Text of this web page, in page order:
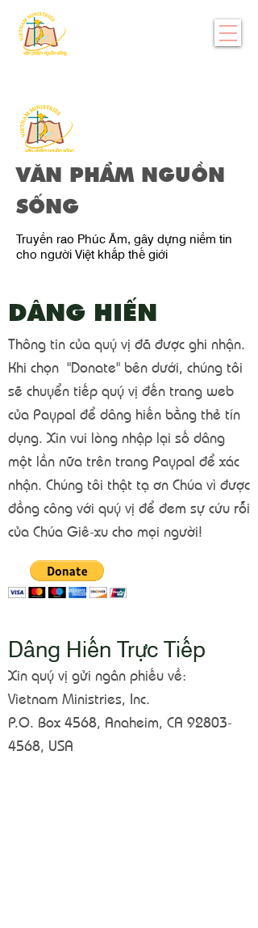
VĂN PHẨM NGUỒN
SỐNG
Truyền rao Phúc Âm, gây dựng niềm tin
cho người Việt khắp thế giới
DÂNG HIẾN
Thông tin của quý vị đã được ghi nhận.
Khi chọn "Donate" bên dưới, chúng tôi
sẽ chuyển tiếp quý vị đến trang web
của Paypal để dâng hiến bằng thẻ tín
dụng. Xin vui lòng nhập lại số dâng
một lần nữa trên trang Paypal để xác
nhận. Chúng tôi thật tạ ơn Chúa vì được
đồng công với quý vị để đem sự cứu rỗi
của Chúa Giê-xu cho mọi người!
Dâng Hiến Trực Tiếp
Xin quý vị gửi ngân phiếu về:
Vietnam Ministries, Inc.
P.O. Box 4568, Anaheim, CA 92803-
4568, USA